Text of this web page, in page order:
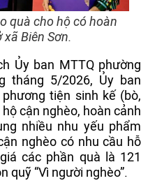
quà cho hộ có hoàn
Biên Sơn.
Ủy ban MTTQ phường
tháng 5/2026, Ủy ban
tiện sinh kế (bò,
cận nghèo, hoàn cảnh
nhiều nhu yếu phẩm
nghèo có nhu cầu hỗ
các phần quà là 121
quỹ “Vì người nghèo”.